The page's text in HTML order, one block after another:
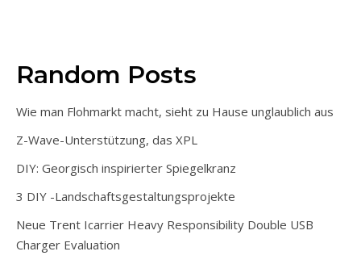
Random Posts
Wie man Flohmarkt macht, sieht zu Hause unglaublich aus
Z-Wave-Unterstützung, das XPL
DIY: Georgisch inspirierter Spiegelkranz
3 DIY -Landschaftsgestaltungsprojekte
Neue Trent Icarrier Heavy Responsibility Double USB
Charger Evaluation